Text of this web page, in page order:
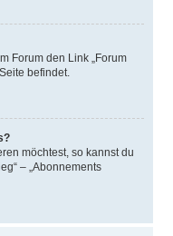
Forum den Link „Forum
befindet.
möchtest, so kannst du
– „Abonnements